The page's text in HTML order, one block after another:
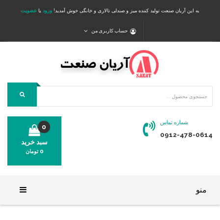
به این آریان صنعت تولید کننده میز و صندلی تالاری و خانگی خوش آمدید! ورود یا عضویت
حساب کاربری من
شماره تماس
0912-478-0614
سبد خرید
0
0 تومان
منو